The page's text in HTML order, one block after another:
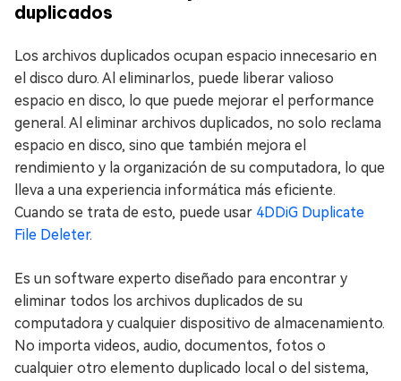
duplicados
Los archivos duplicados ocupan espacio innecesario en
el disco duro. Al eliminarlos, puede liberar valioso
espacio en disco, lo que puede mejorar el performance
general. Al eliminar archivos duplicados, no solo reclama
espacio en disco, sino que también mejora el
rendimiento y la organización de su computadora, lo que
lleva a una experiencia informática más eficiente.
Cuando se trata de esto, puede usar 4DDiG Duplicate
File Deleter.
Es un software experto diseñado para encontrar y
eliminar todos los archivos duplicados de su
computadora y cualquier dispositivo de almacenamiento.
No importa videos, audio, documentos, fotos o
cualquier otro elemento duplicado local o del sistema,